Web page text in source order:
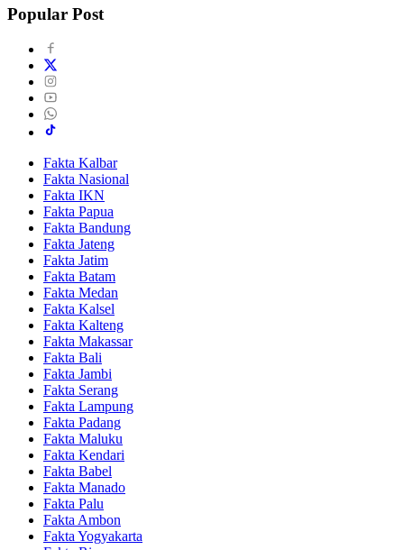
Popular Post
Fakta Kalbar
Fakta Nasional
Fakta IKN
Fakta Papua
Fakta Bandung
Fakta Jateng
Fakta Jatim
Fakta Batam
Fakta Medan
Fakta Kalsel
Fakta Kalteng
Fakta Makassar
Fakta Bali
Fakta Jambi
Fakta Serang
Fakta Lampung
Fakta Padang
Fakta Maluku
Fakta Kendari
Fakta Babel
Fakta Manado
Fakta Palu
Fakta Ambon
Fakta Yogyakarta